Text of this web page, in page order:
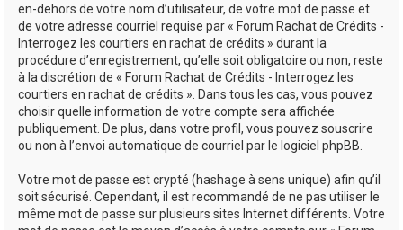
en-dehors de votre nom d’utilisateur, de votre mot de passe et
de votre adresse courriel requise par « Forum Rachat de Crédits -
Interrogez les courtiers en rachat de crédits » durant la
procédure d’enregistrement, qu’elle soit obligatoire ou non, reste
à la discrétion de « Forum Rachat de Crédits - Interrogez les
courtiers en rachat de crédits ». Dans tous les cas, vous pouvez
choisir quelle information de votre compte sera affichée
publiquement. De plus, dans votre profil, vous pouvez souscrire
ou non à l’envoi automatique de courriel par le logiciel phpBB.
Votre mot de passe est crypté (hashage à sens unique) afin qu’il
soit sécurisé. Cependant, il est recommandé de ne pas utiliser le
même mot de passe sur plusieurs sites Internet différents. Votre